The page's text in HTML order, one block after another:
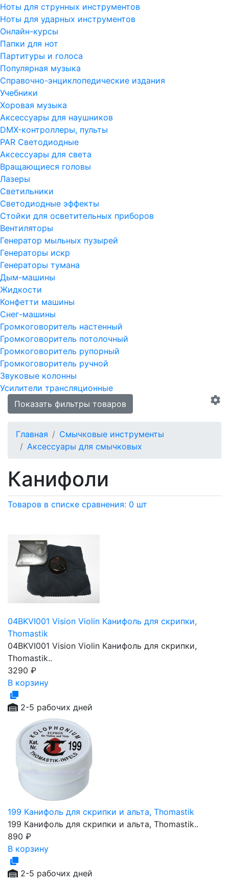
Ноты для струнных инструментов
Ноты для ударных инструментов
Онлайн-курсы
Папки для нот
Партитуры и голоса
Популярная музыка
Справочно-энциклопедические издания
Учебники
Хоровая музыка
Аксессуары для наушников
DMX-контроллеры, пульты
PAR Светодиодные
Аксессуары для света
Вращающиеся головы
Лазеры
Светильники
Светодиодные эффекты
Стойки для осветительных приборов
Вентиляторы
Генератор мыльных пузырей
Генераторы искр
Генераторы тумана
Дым-машины
Жидкости
Конфетти машины
Снег-машины
Громкоговоритель настенный
Громкоговоритель потолочный
Громкоговоритель рупорный
Громкоговоритель ручной
Звуковые колонны
Усилители трансляционные
Показать фильтры товаров
Главная
Смычковые инструменты
Аксессуары для смычковых
Канифоли
Товаров в списке сравнения: 0 шт
04BKVI001 Vision Violin Канифоль для скрипки,
Thomastik
04BKVI001 Vision Violin Канифоль для скрипки,
Thomastik..
3290 ₽
В корзину
2-5 рабочих дней
199 Канифоль для скрипки и альта, Thomastik
199 Канифоль для скрипки и альта, Thomastik..
890 ₽
В корзину
2-5 рабочих дней